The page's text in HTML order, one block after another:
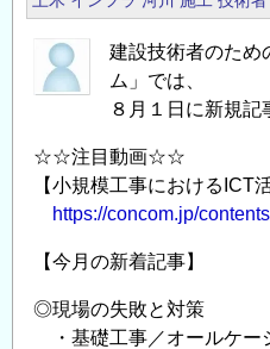
刊
の
『コ
ン
リ
ト
建設技術者のため
ム」では、
８月１日に新規記
☆☆注目動画☆☆
【小規模工事におけるICT活
https://concom.jp/
【今月の新着記事】
◎現場の失敗と対策
・基礎工事／オールケー